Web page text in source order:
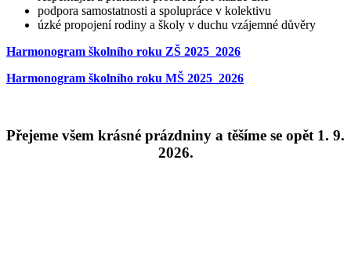
podpora samostatnosti a spolupráce v kolektivu
úzké propojení rodiny a školy v duchu vzájemné důvěry
Harmonogram školního roku ZŠ 2025_2026
Harmonogram školního roku MŠ 2025_2026
Přejeme všem krásné prázdniny a těšíme se opět 1. 9.
2026.